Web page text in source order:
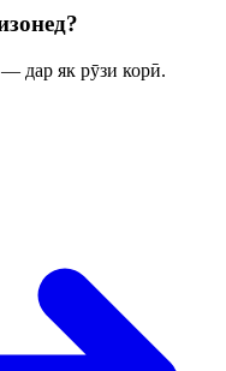
дар як рӯзи корӣ.